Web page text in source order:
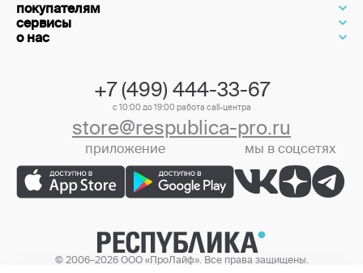
покупателям
сервисы
о нас
+7 (499) 444-33-67
с 10:00 до 19:00 работа call-центра
store@respublica-pro.ru
приложение мы в соцсетях
© 2006–2026 ООО «ПроЛайф». Все права защищены.